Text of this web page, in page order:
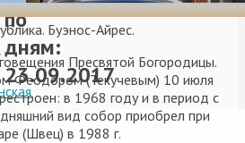
Буэнос-Айрес.
Пресвятой Богородицы.
Феодором (Текучевым) 10 июля
в 1968 году и в период с
вид собор приобрел при
(Швец) в 1988 г.
по
дням:
23.09.2017